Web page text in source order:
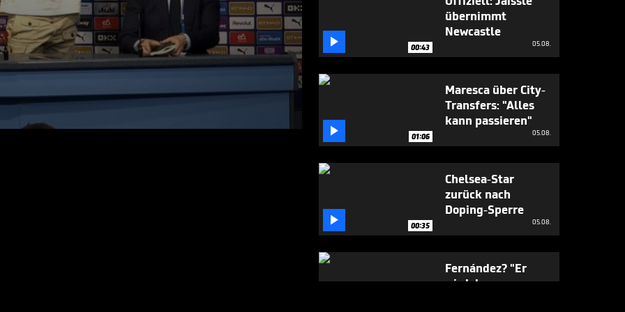
24.05.26
 00:43
übernimmt
Newcastle
05.08.
 01:06
Maresca über City-
Transfers: "Alles
kann passieren"
05.08.
 00:35
Chelsea-Star
zurück nach
Doping-Sperre
05.08.
Fernández? "Er
wird das ganz